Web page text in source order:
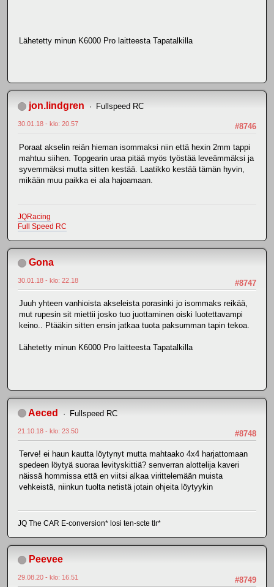
Lähetetty minun K6000 Pro laitteesta Tapatalkilla
jon.lindgren Fullspeed RC
#8746
30.01.18 - klo: 20.57
Poraat akselin reiän hieman isommaksi niin että hexin 2mm tappi
mahtuu siihen. Topgearin uraa pitää myös työstää leveämmäksi ja
syvemmäksi mutta sitten kestää. Laatikko kestää tämän hyvin,
mikään muu paikka ei ala hajoamaan.
JQRacing
Full Speed RC
Gona
#8747
30.01.18 - klo: 22.18
Juuh yhteen vanhioista akseleista porasinki jo isommaks reikää,
mut rupesin sit miettii josko tuo juottaminen oiski luotettavampi
keino.. Ptääkin sitten ensin jatkaa tuota paksumman tapin tekoa.
Lähetetty minun K6000 Pro laitteesta Tapatalkilla
Aeced Fullspeed RC
#8748
21.10.18 - klo: 23.50
Terve! ei haun kautta löytynyt mutta mahtaako 4x4 harjattomaan
spedeen löytyä suoraa levityskittiä? senverran alottelija kaveri
näissä hommissa että en viitsi alkaa virittelemään muista
vehkeistä, niinkun tuolta netistä jotain ohjeita löytyykin
JQ The CAR E-conversion* losi ten-scte tlr*
Peevee
#8749
29.08.20 - klo: 16.51